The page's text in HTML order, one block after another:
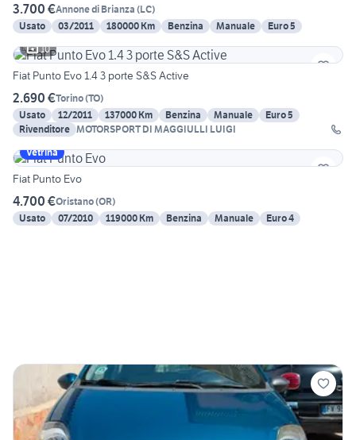
3.700 €Annone di Brianza (LC)
Usato
03/2011 180000 Km Benzina Manuale
Euro 5
10
Fiat Punto Evo 1.4 3 porte S&S Active
2.690 €Torino(TO)
Usato
12/2011 137000 Km Benzina Manuale
Euro 5
Rivenditore MOTORSPORT DI MAGGIULLI LUIGI
Vetrina
Fiat Punto Evo
4.700 €Oristano(OR)
Usato
07/2010 119000 Km Benzina Manuale Euro 4